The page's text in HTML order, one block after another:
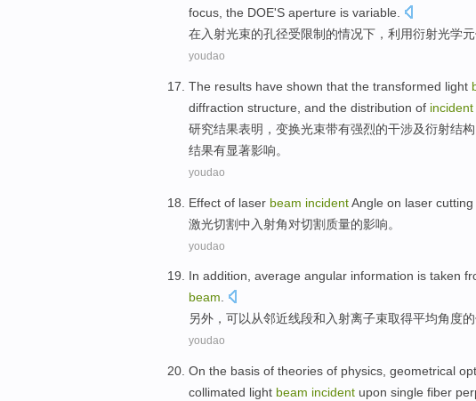
focus the DOE'S aperture is variable.
在入射光束的孔径受限制 的情况下， 利用衍射光学
youdao
The results have shown that the transformed light
diffraction structure and the distribution of incident
研究结果表明 ， 变换光束带有强烈的干涉及衍射结构
结果有显著影响。
youdao
Effect of laser beam incidentAngle on laser cutting
激光切割中 入射角对切割质量的影响。
youdao
In addition, average angular information is taken
beam.
另外 ，可以从邻近线段和入射离子束取得平均角度的
youdao
On the basis of theories of physics geometrical
collimated light beam incident upon single fiber